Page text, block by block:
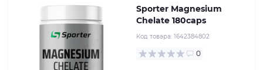
Sporter Magnesium
Chelate 180caps
Код товара: 1642384802
0